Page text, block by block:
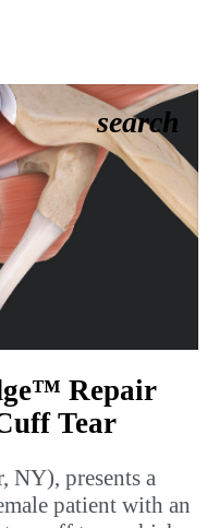
search
Repair
Tear
NY), presents a
patient with an